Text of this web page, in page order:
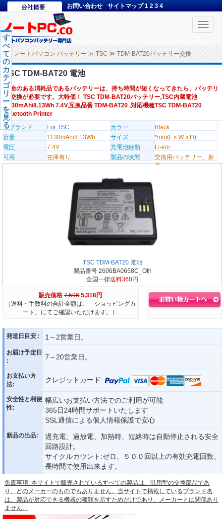
お問い合わせ サイトマップ 1 2 3 4
Toggle
ノートパソコン バッテリー ≫ TSC ≫ TDM-BAT20バッテリー交換
す
べ
て
の
カ
テ
ゴ
リ
ー
を
見
る
TSC TDM-BAT20 電池
寿命のある消耗品であるバッテリーは、持ち時間が短くなってきたら、バッテリ
ー交換が必要です。大特価！ TSC TDM-BAT20バッテリー,TSC内蔵電池
1130mAh/8.13Wh 7.4V,互換品番 TDM-BAT20 ,対応機種TSC TDM-BAT20
Bluetooth Printer
のブランド
For TSC カラー
Black
容量
1130mAh/8.13Wh サイズ
*mm(L x W x H)
電圧
7.4V 充電池種類
Li-ion
可用
在庫有り 製品の状態
交換用バッテリー、新
品
TSC TDM-BAT20 電池
製品番号 2606BA0658C_Oth
全国一律送料360円
販売価格 7,596 5,318円
（送料・手数料の合計金額は、「ショッピングカ
ート」にてご確認いただけます。）
発送日目安 : 1～2営業日。
お届け予定日
:
7～20営業日。
お支払い方
法:
クレジットカード:
安全性と利便
性:
幅広いお支払い方法でのご利用が可能
365日24時間サポートいたします
SSL通信による個人情報保護で安心
新品の出品:
過充電、過放電、加熱時、短絡時は自動停止される安全
回路設計。
サイクルカウント:ゼロ、５００回以上の有効充電回数、
長時間で使用出来ます。
免責事項: 本サイトで販売されているすべての製品は、汎用型の交換部品であ
り、どのメーカーのものでもありません。当サイトで掲載しているブランド名
は、製品が対応できる機器の種類を示すためだけであり、メーカーとは関係あり
ません。